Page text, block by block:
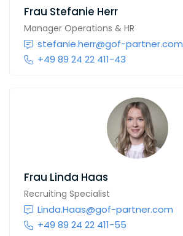
Frau Stefanie Herr
Manager Operations & HR
stefanie.herr@gof-partner.com
+49 89 24 22 411-43
Frau Linda Haas
Recruiting Specialist
Linda.Haas@gof-partner.com
+49 89 24 22 411-55